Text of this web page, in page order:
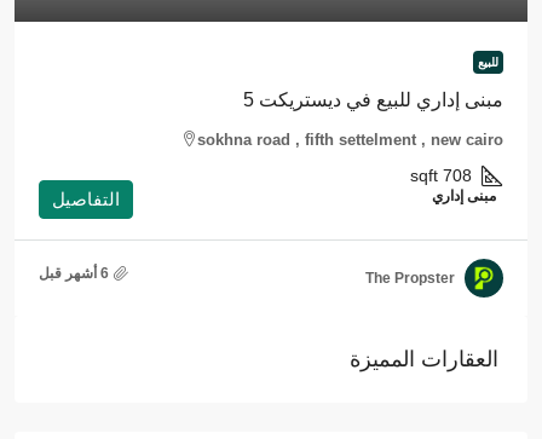
مبنى إداري للبيع في ديستريكت 5
sokhna road , fifth settelment , new cairo
708
sqft
مبنى إداري التفاصيل
The Propster
العقارات المميزة